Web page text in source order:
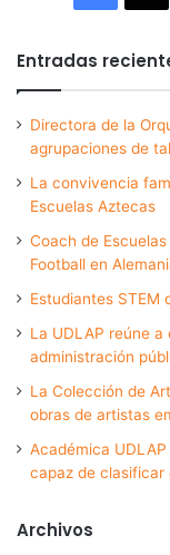
Entradas
Directora de la
agrupaciones de
La convivencia
Escuelas Aztecas
Coach de
Football en
Estudiantes STEM
La UDLAP reúne
administración
La Colección de
obras de artistas
Académica
capaz de clasificar
Archivos